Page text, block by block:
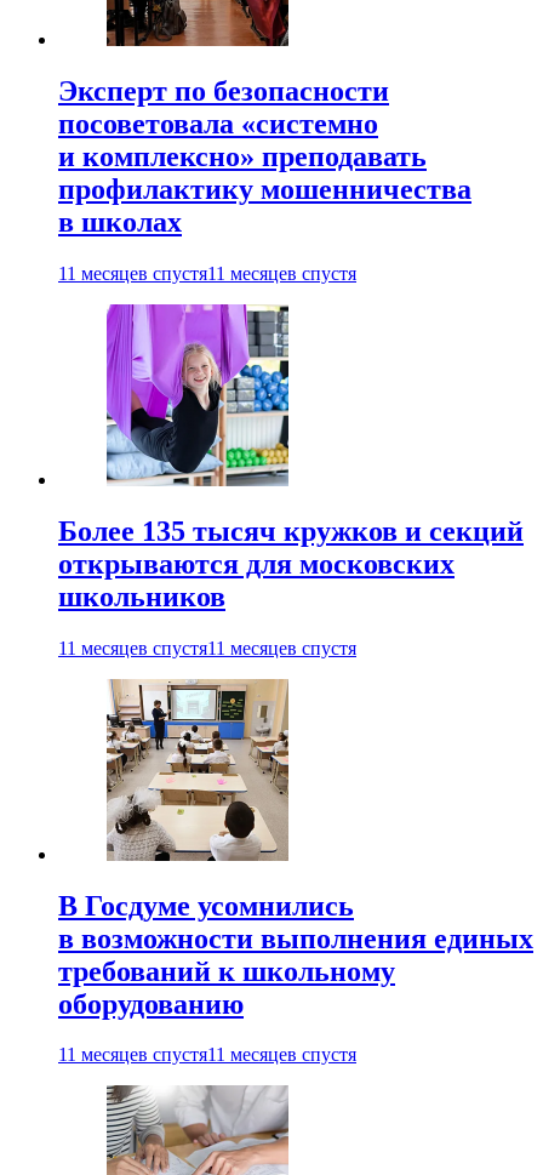
Эксперт по безопасности
посоветовала «системно
и комплексно» преподавать
профилактику мошенничества
в школах
11 месяцев спустя11 месяцев спустя
Более 135 тысяч кружков и секций
открываются для московских
школьников
11 месяцев спустя11 месяцев спустя
В Госдуме усомнились
в возможности выполнения единых
требований к школьному
оборудованию
11 месяцев спустя11 месяцев спустя